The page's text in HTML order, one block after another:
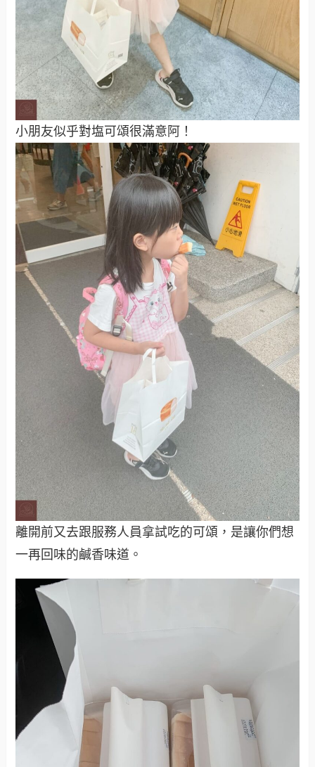
小朋友似乎對塩可頌很滿意阿！
離開前又去跟服務人員拿試吃的可頌，是讓你們想
一再回味的鹹香味道。